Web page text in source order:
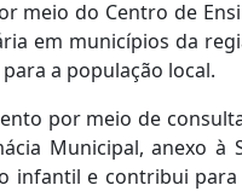
meio do Centro de
em municípios da
a população local.
por meio de
Municipal, anexo à
infantil e contribui